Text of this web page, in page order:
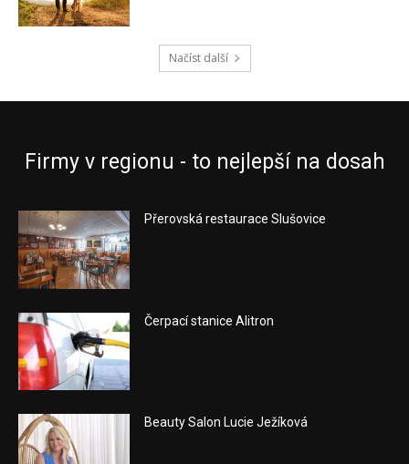
Načíst další
Firmy v regionu - to nejlepší na dosah
Přerovská restaurace Slušovice
Čerpací stanice Alitron
Beauty Salon Lucie Ježíková